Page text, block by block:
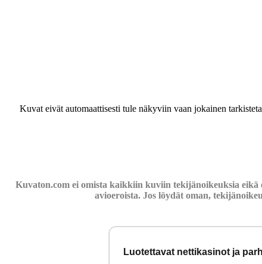
Kuvat eivät automaattisesti tule näkyviin vaan jokainen
Kuvaton.com ei omista kaikkiin kuviin tekijänoikeuksia eikä
avioeroista. Jos löydät oman,
Luotettavat nettikasinot ja